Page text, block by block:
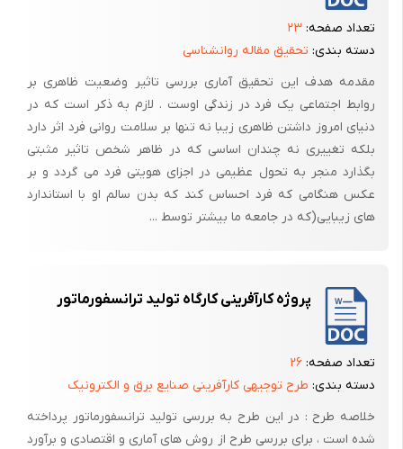
تعداد صفحه: ۲۳
دسته بندی: تحقیق مقاله روانشناسی
مقدمه هدف این تحقیق آماری بررسی تاثیر وضعیت ظاهری بر
روابط اجتماعی یک فرد در زندگی اوست . لازم به ذکر است که در
دنیای امروز داشتن ظاهری زیبا نه تنها بر سلامت روانی فرد اثر دارد
بلکه تغییری نه چندان اساسی که در ظاهر شخص تاثیر مثبتی
بگذارد منجر به تحول عظیمی در اجزای هویتی فرد می گردد و بر
عکس هنگامی که فرد احساس کند که بدن سالم او با استاندارد
های زیبایی(که در جامعه ما بیشتر توسط ...
پروژه کارآفرینی کارگاه تولید ترانسفورماتور
تعداد صفحه: ۲۶
دسته بندی: طرح توجیهی کارآفرینی صنایع برق و الکترونیک
خلاصه طرح : در این طرح به بررسی تولید ترانسفورماتور پرداخته
شده است ، برای بررسی طرح از روش های آماری و اقتصادی و برآورد